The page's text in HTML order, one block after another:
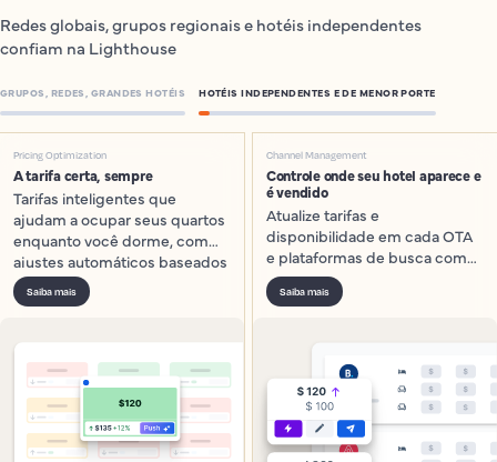
Redes globais, grupos regionais e hotéis independentes
confiam na Lighthouse
GRUPOS, REDES, GRANDES HOTÉIS HOTÉIS INDEPENDENTES E DE MENOR PORTE
Pricing Optimization
A tarifa certa, sempre
Tarifas inteligentes que
ajudam a ocupar seus quartos
enquanto você dorme, com
ajustes automáticos baseados
na demanda, em eventos
locais e no seu comp set.
Saiba mais
Channel Management
Controle onde seu hotel aparece e
é vendido
Atualize tarifas e
disponibilidade em cada OTA
e plataformas de busca com
IA a partir de um só lugar.
Saiba mais